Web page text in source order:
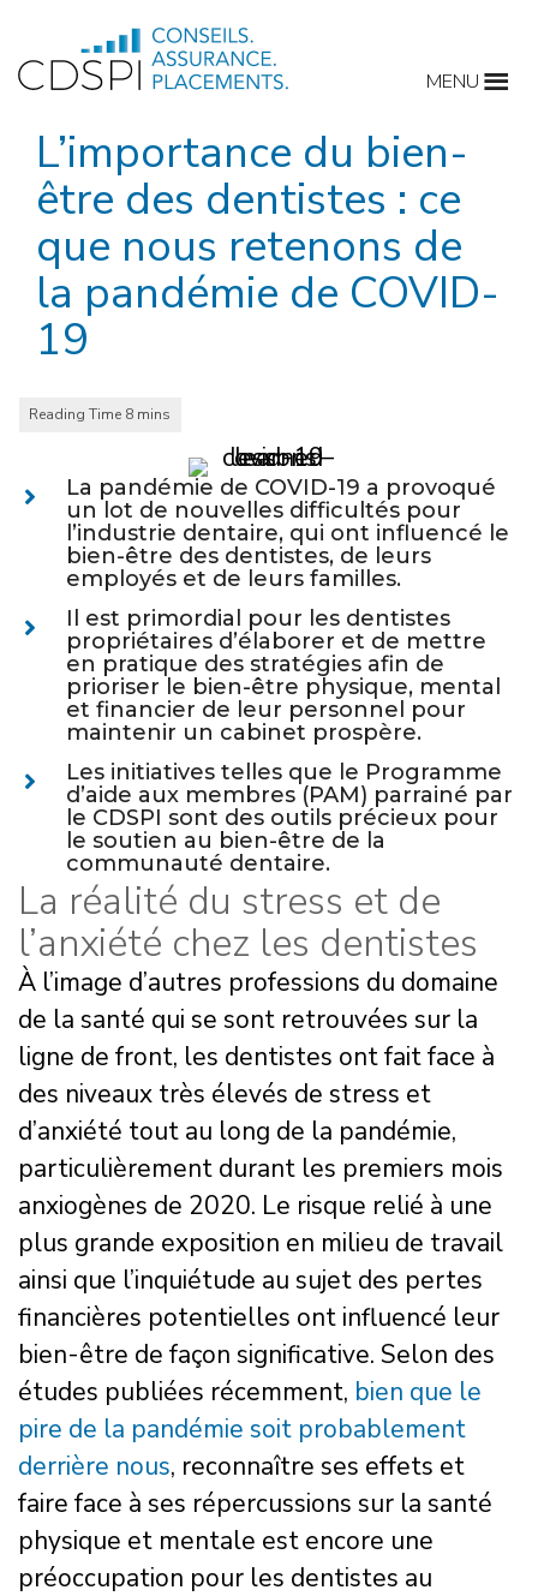
content
MENU
L’importance du bien-
être des dentistes : ce
que nous retenons de
la pandémie de COVID-
19
La pandémie de COVID-19 a provoqué
un lot de nouvelles difficultés pour
l’industrie dentaire, qui ont influencé le
bien-être des dentistes, de leurs
employés et de leurs familles.
Il est primordial pour les dentistes
propriétaires d’élaborer et de mettre
en pratique des stratégies afin de
prioriser le bien-être physique, mental
et financier de leur personnel pour
maintenir un cabinet prospère.
Les initiatives telles que le Programme
d’aide aux membres (PAM) parrainé par
le CDSPI sont des outils précieux pour
le soutien au bien-être de la
communauté dentaire.
La réalité du stress et de
l’anxiété chez les dentistes
À l’image d’autres professions du domaine
de la santé qui se sont retrouvées sur la
ligne de front, les dentistes ont fait face à
des niveaux très élevés de stress et
d’anxiété tout au long de la pandémie,
particulièrement durant les premiers mois
anxiogènes de 2020. Le risque relié à une
plus grande exposition en milieu de travail
ainsi que l’inquiétude au sujet des pertes
financières potentielles ont influencé leur
bien-être de façon significative. Selon des
études publiées récemment, bien que le
pire de la pandémie soit probablement
derrière nous, reconnaître ses effets et
faire face à ses répercussions sur la santé
physique et mentale est encore une
préoccupation pour les dentistes au